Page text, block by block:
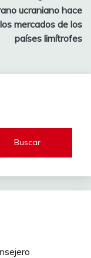
ucraniano hace
mercados de los
países limítrofes